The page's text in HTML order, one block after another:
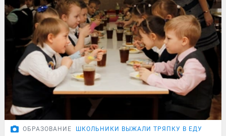
ОБРАЗОВАНИЕ ШКОЛЬНИКИ ВЫЖАЛИ ТРЯПКУ В ЕДУ